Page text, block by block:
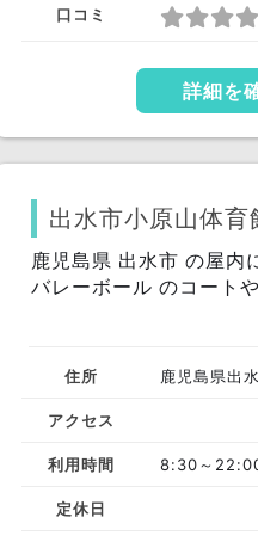
口コミ
詳細を
出水市小原山体育
鹿児島県 出水市 の屋内
バレーボール のコート
住所 鹿児島県出
アクセス
利用時間 8:30～
定休日